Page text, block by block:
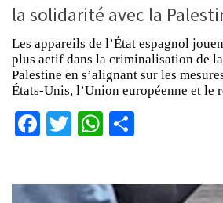
la solidarité avec la
Les appareils de l’État espagnol
plus actif dans la criminalisation de
Palestine en s’alignant sur les
États-Unis, l’Union européenne et le
Facebook
TwitterWhatsApp